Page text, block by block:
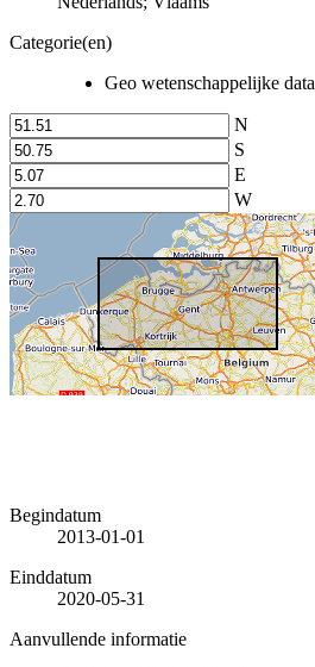
Categorie(en)
Geo wetenschappelijke data
N
S
E
W
Begindatum
2013-01-01
Einddatum
2020-05-31
Aanvullende informatie